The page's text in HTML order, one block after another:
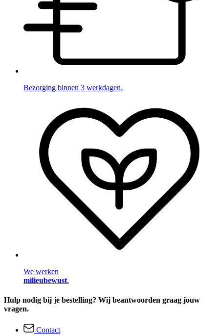
Bezorging binnen 3 werkdagen.
We werken
milieubewust.
Hulp nodig bij je bestelling? Wij beantwoorden graag jouw
vragen.
Contact